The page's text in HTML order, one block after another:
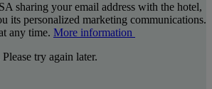
sharing your email address with the hotel,
its personalized marketing communications.
any time. More information
try again later.